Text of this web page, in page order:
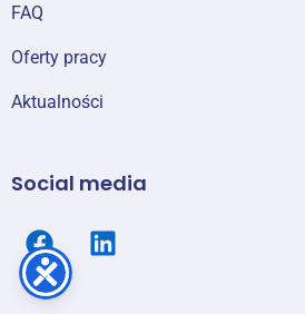
FAQ
Oferty pracy
Aktualności
Social media